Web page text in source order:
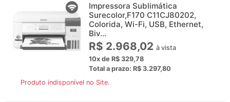
Impressora Sublimática
Surecolor,F170 C11CJ80202,
Colorida, Wi-Fi, USB, Ethernet,
Biv...
R$ 2.968,02 à vista
10x de R$ 329,78
Total a prazo: R$ 3.297,80
Produto indisponível no Site.